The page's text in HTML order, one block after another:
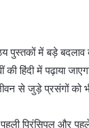
पुस्तकों में बड़े
हिंदी में पढ़ाया
से जुड़े प्रसंगों को
पहली प्रिंसिपल और